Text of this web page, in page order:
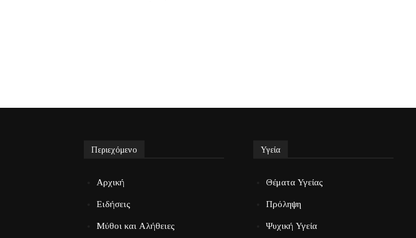
Περιεχόμενο
Αρχική
Ειδήσεις
Μύθοι και Αλήθειες
Υγεία
Θέματα Υγείας
Πρόληψη
Ψυχική Υγεία